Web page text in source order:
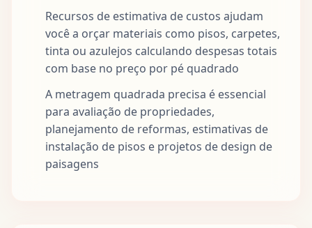
Recursos de estimativa de custos ajudam
você a orçar materiais como pisos, carpetes,
tinta ou azulejos calculando despesas totais
com base no preço por pé quadrado
A metragem quadrada precisa é essencial
para avaliação de propriedades,
planejamento de reformas, estimativas de
instalação de pisos e projetos de design de
paisagens